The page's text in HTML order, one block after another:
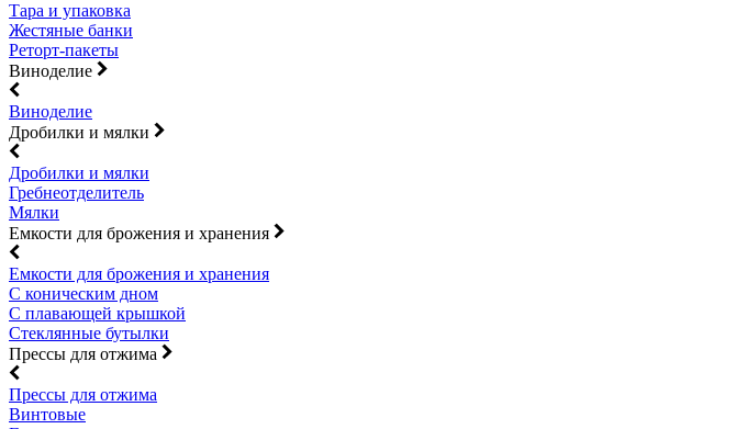
Тара и упаковка
Жестяные банки
Реторт-пакеты
Виноделие
Виноделие
Дробилки и мялки
Дробилки и мялки
Гребнеотделитель
Мялки
Емкости для брожения и хранения
Емкости для брожения и хранения
С коническим дном
С плавающей крышкой
Стеклянные бутылки
Прессы для отжима
Прессы для отжима
Винтовые